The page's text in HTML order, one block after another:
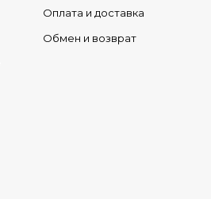
Оплата и доставка
Обмен и возврат